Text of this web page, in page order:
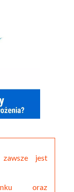
jest
oraz